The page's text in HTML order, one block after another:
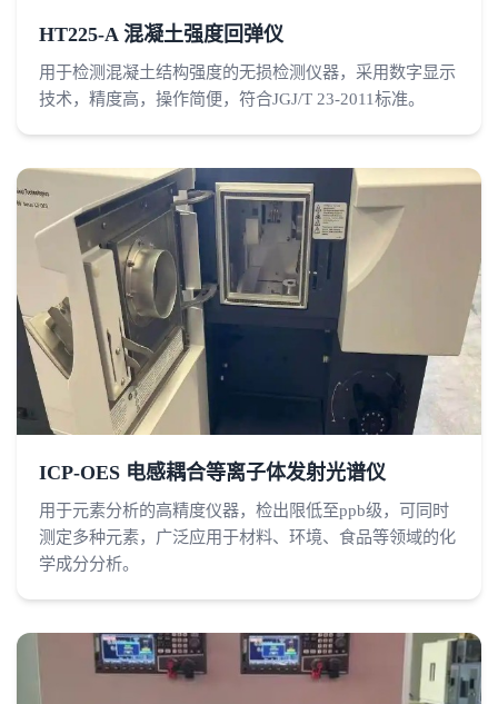
HT225-A 混凝土强度回弹仪
用于检测混凝土结构强度的无损检测仪器，采用数字显示
技术，精度高，操作简便，符合JGJ/T 23-2011标准。
ICP-OES 电感耦合等离子体发射光谱仪
用于元素分析的高精度仪器，检出限低至ppb级，可同时
测定多种元素，广泛应用于材料、环境、食品等领域的化
学成分分析。